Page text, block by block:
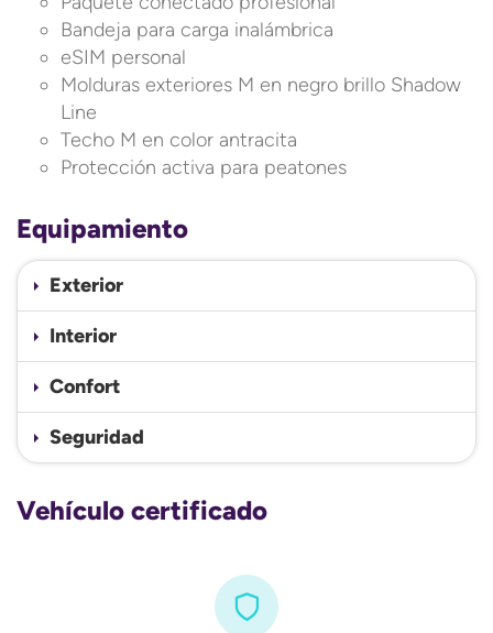
Bandeja para carga inalámbrica
eSIM personal
Molduras exteriores M en negro brillo Shadow
Line
Techo M en color antracita
Protección activa para peatones
Equipamiento
Exterior
Interior
Confort
Seguridad
Vehículo certificado